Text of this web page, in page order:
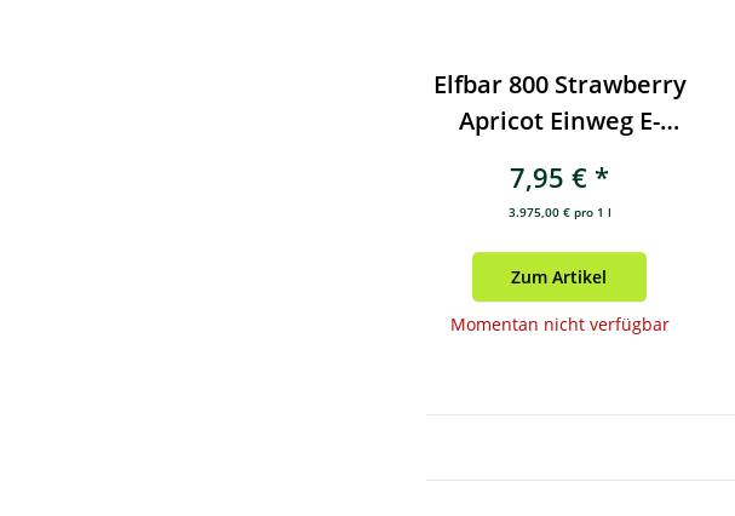
Elfbar 800 Strawberry
Apricot Einweg E-
7,95 € *
3.975,00 € pro 1 l
Zum Artikel
Momentan nicht verfügbar